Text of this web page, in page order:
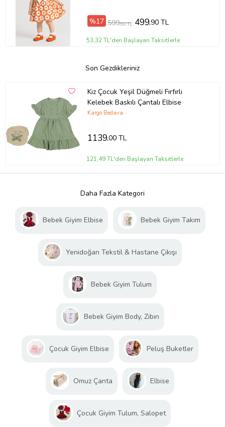
%17 599,90 TL 499,90 TL
53,32 TL'den Başlayan Taksitlerle
Son Gezdikleriniz
Kız Çocuk Yeşil Düğmeli Fırfırlı
Kelebek Baskılı Çantalı Elbise
Kargo Bedava
1139,00 TL
121,49 TL'den Başlayan Taksitlerle
Daha Fazla Kategori
Bebek Giyim Elbise Bebek Giyim Takım
Yenidoğan Tekstil & Hastane Çıkışı
Bebek Giyim Tulum
Bebek Giyim Body, Zıbın
Çocuk Giyim Elbise Peluş Buketler
Omuz Çanta Elbise
Çocuk Giyim Tulum, Salopet